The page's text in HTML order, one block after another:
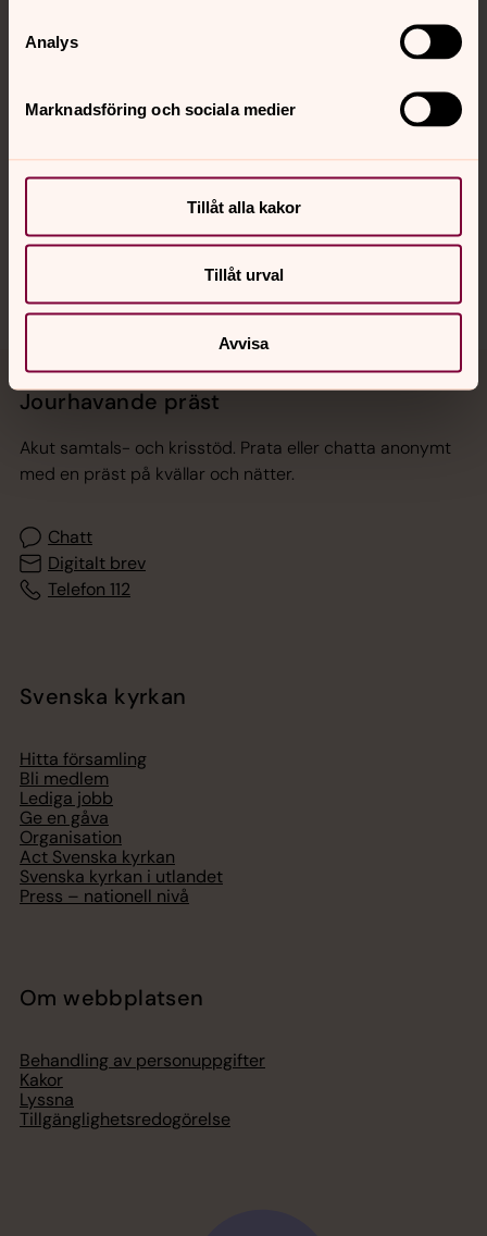
Analys
Marknadsföring och sociala medier
Tillåt alla kakor
Tillåt urval
Avvisa
Sociala kanaler
Jourhavande präst
Akut samtals- och krisstöd. Prata eller chatta anonymt
med en präst på kvällar och nätter.
Chatt
Digitalt brev
Telefon 112
Svenska kyrkan
Hitta församling
Bli medlem
Lediga jobb
Ge en gåva
Organisation
Act Svenska kyrkan
Svenska kyrkan i utlandet
Press – nationell nivå
Om webbplatsen
Behandling av personuppgifter
Kakor
Lyssna
Tillgänglighetsredogörelse